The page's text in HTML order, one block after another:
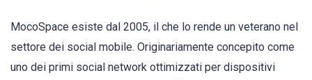
MocoSpace esiste dal 2005, il che lo rende un veterano nel
settore dei social mobile. Originariamente concepito come
uno dei primi social network ottimizzati per dispositivi